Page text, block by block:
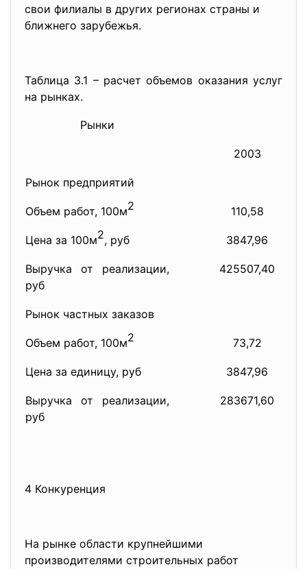
свои филиалы в других регионах страны и
ближнего зарубежья.
Таблица 3.1 – расчет объемов оказания услуг
на рынках.
Рынки
2003
Рынок предприятий
Объем работ, 100м2 110,58
Цена за 100м2, руб 3847,96
Выручка от реализации,
руб
425507,40
Рынок частных заказов
Объем работ, 100м2 73,72
Цена за единицу, руб 3847,96
Выручка от реализации,
руб
283671,60
4 Конкуренция
На рынке области крупнейшими
производителями строительных работ